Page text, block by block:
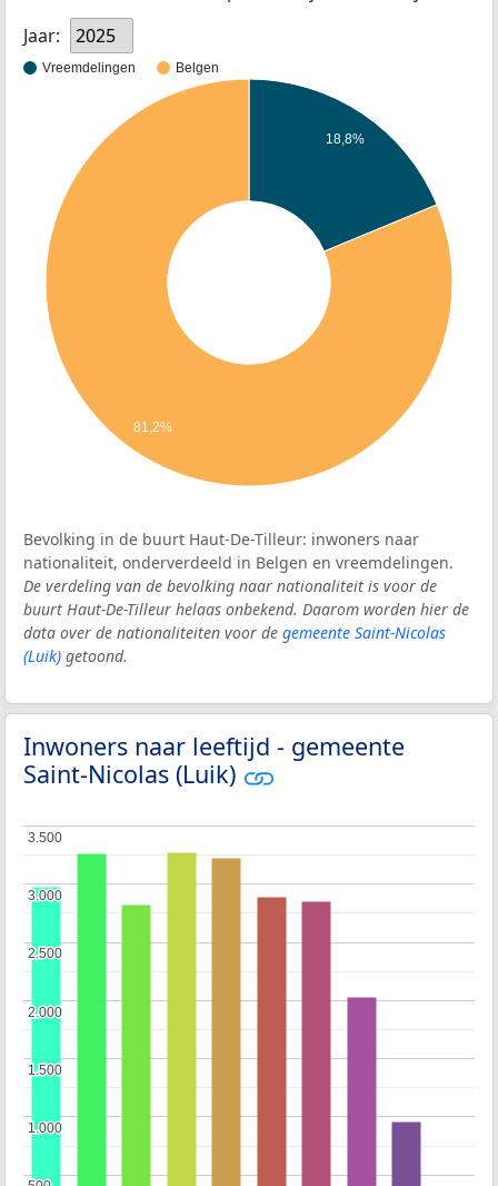
Jaar:
2025
Vreemdelingen Belgen
18,8%
81,2%
Bevolking in de buurt Haut-De-Tilleur: inwoners naar
nationaliteit, onderverdeeld in Belgen en vreemdelingen.
De verdeling van de bevolking naar nationaliteit is voor de
buurt Haut-De-Tilleur helaas onbekend. Daarom worden hier de
data over de nationaliteiten voor de gemeente Saint-Nicolas
(Luik) getoond.
Inwoners naar leeftijd - gemeente
Saint-Nicolas (Luik)
1.000
1.000
1.500
1.500
2.000
2.000
2.500
2.500
3.000
3.000
3.500
3.500